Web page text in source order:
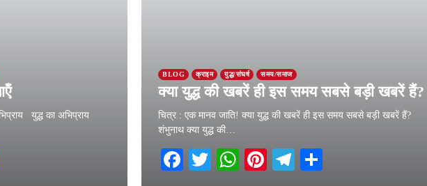
युद्ध का अभिप्राय
BLOG क्राइम युद्ध/संघर्ष समय/समाज
क्या युद्ध की खबरें ही इस समय सबसे बड़ी खबरें हैं?
चित्र : एक मानव जाति! क्या युद्ध की खबरें ही इस समय सबसे बड़ी खबरें हैं?
शंभुनाथ क्या युद्ध की…
Facebook
TwitterWhatsApp
PinterestTelegram